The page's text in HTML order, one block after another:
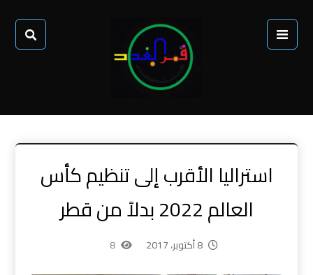
استراليا الأقرب إلى تنظيم كأس
العالم 2022 بدلاً من قطر
8 أكتوبر، 2017 8